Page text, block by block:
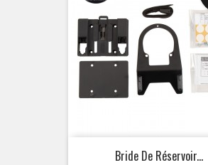
Bride De Réservoir...